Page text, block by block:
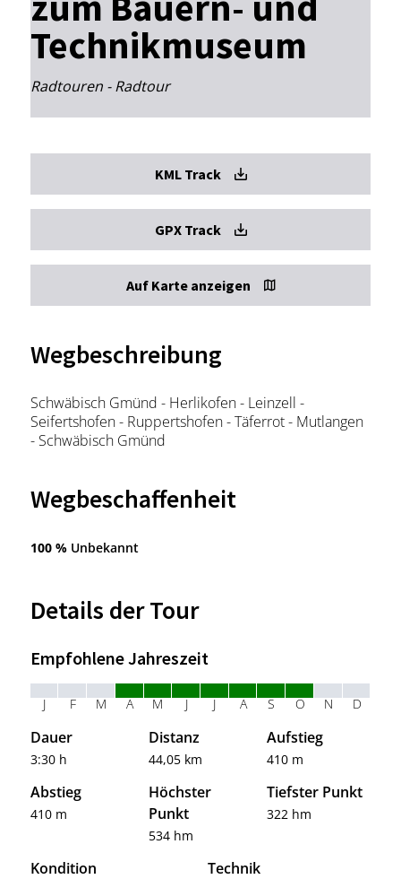
Technikmuseum
Radtouren - Radtour
KML Track
GPX Track
Auf Karte anzeigen
Wegbeschreibung
Schwäbisch Gmünd - Herlikofen - Leinzell -
Seifertshofen - Ruppertshofen - Täferrot - Mutlangen
- Schwäbisch Gmünd
Wegbeschaffenheit
100 %Unbekannt
Details der Tour
Empfohlene Jahreszeit
J F M A M J J A S O N D
Dauer
3:30 h
Distanz
44,05 km
Aufstieg
410 m
Abstieg
410 m
Höchster
Punkt
534 hm
Tiefster Punkt
322 hm
Kondition Technik